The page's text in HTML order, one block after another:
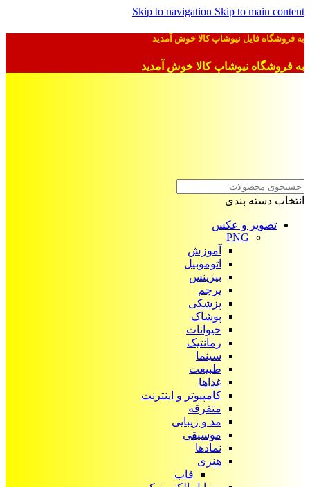
Skip to navigation Skip to main content
به فروشگاه فایل نیوشاپ کالا خوش آمدید
به فروشگاه نیوشاپ کالا خوش آمدید
انتخاب دسته بندی
تصویر و عکس
PNG
آموزش
اتوموبیل
بیزینس
پرچم
پزشکی
پوشاک
حیوانات
رمانتیک
سینما
طبیعت
غذاها
کامپیوتر و اینترنت
متفرقه
مد و زیبایی
موسیقی
نمادها
هنری
قاب